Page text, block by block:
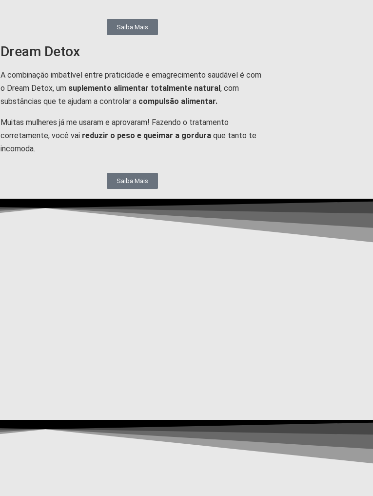
Saiba Mais
Dream Detox
A combinação imbatível entre praticidade e emagrecimento saudável é com
o Dream Detox, um suplemento alimentar totalmente natural, com
substâncias que te ajudam a controlar a compulsão alimentar.
Muitas mulheres já me usaram e aprovaram! Fazendo o tratamento
corretamente, você vai reduzir o peso e queimar a gordura que tanto te
incomoda.
Saiba Mais